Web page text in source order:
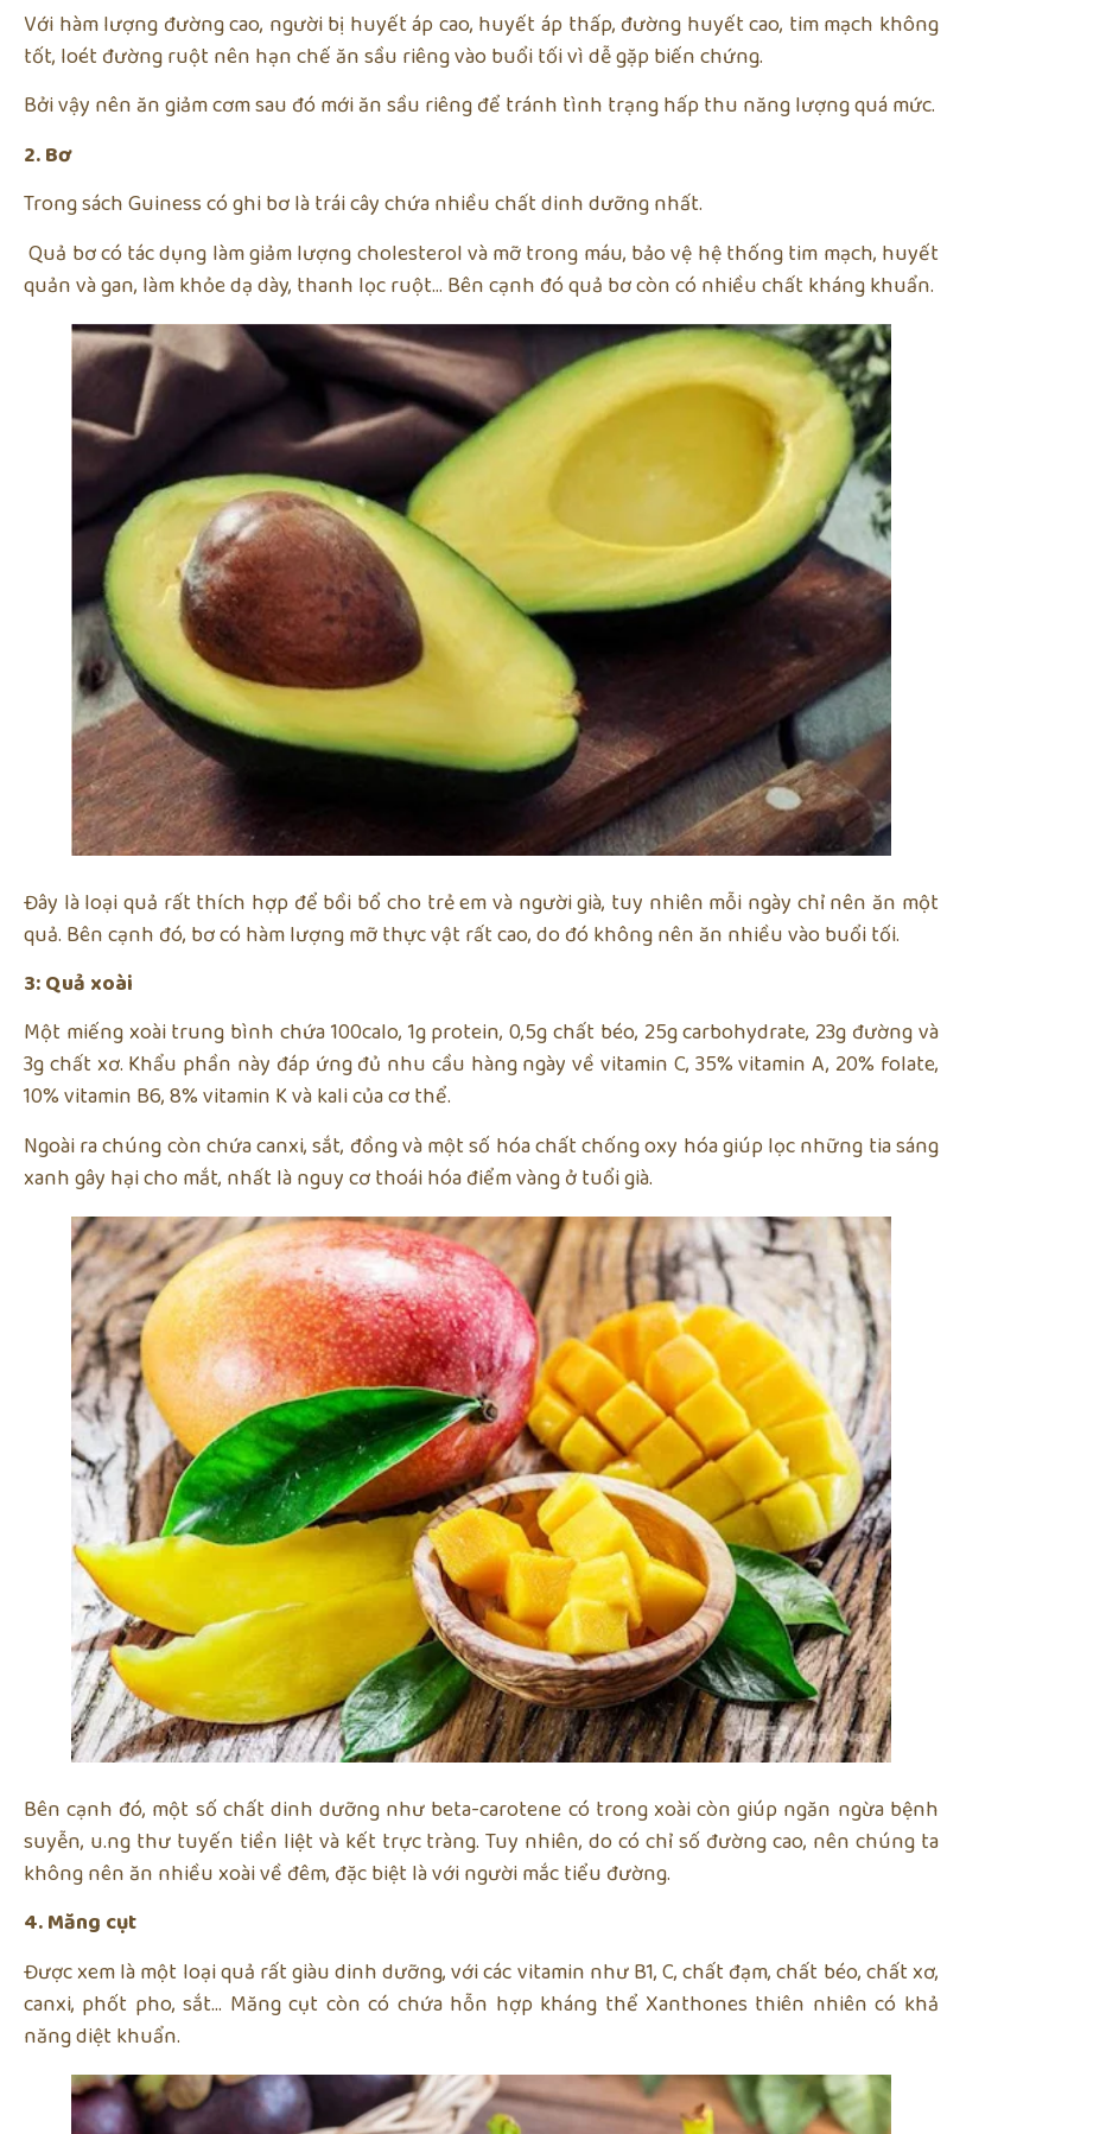
Với hàm lượng đường cao, người bị huyết áp cao, huyết áp thấp, đường huyết cao, tim mạch không
tốt, loét đường ruột nên hạn chế ăn sầu riêng vào buổi tối vì dễ gặp biến chứng.
Bởi vậy nên ăn giảm cơm sau đó mới ăn sầu riêng để tránh tình trạng hấp thu năng lượng quá mức.
2. Bơ
Trong sách Guiness có ghi bơ là trái cây chứa nhiều chất dinh dưỡng nhất.
Quả bơ có tác dụng làm giảm lượng cholesterol và mỡ trong máu, bảo vệ hệ thống tim mạch, huyết
quản và gan, làm khỏe dạ dày, thanh lọc ruột… Bên cạnh đó quả bơ còn có nhiều chất kháng khuẩn.
Đây là loại quả rất thích hợp để bồi bổ cho trẻ em và người già, tuy nhiên mỗi ngày chỉ nên ăn một
quả. Bên cạnh đó, bơ có hàm lượng mỡ thực vật rất cao, do đó không nên ăn nhiều vào buổi tối.
3: Quả xoài
Một miếng xoài trung bình chứa 100calo, 1g protein, 0,5g chất béo, 25g carbohydrate, 23g đường và
3g chất xơ. Khẩu phần này đáp ứng đủ nhu cầu hàng ngày về vitamin C, 35% vitamin A, 20% folate,
10% vitamin B6, 8% vitamin K và kali của cơ thể.
Ngoài ra chúng còn chứa canxi, sắt, đồng và một số hóa chất chống oxy hóa giúp lọc những tia sáng
xanh gây hại cho mắt, nhất là nguy cơ thoái hóa điểm vàng ở tuổi già.
Bên cạnh đó, một số chất dinh dưỡng như beta-carotene có trong xoài còn giúp ngăn ngừa bệnh
suyễn, u.ng thư tuyến tiền liệt và kết trực tràng. Tuy nhiên, do có chỉ số đường cao, nên chúng ta
không nên ăn nhiều xoài về đêm, đặc biệt là với người mắc tiểu đường.
4. Măng cụt
Được xem là một loại quả rất giàu dinh dưỡng, với các vitamin như B1, C, chất đạm, chất béo, chất xơ,
canxi, phốt pho, sắt… Măng cụt còn có chứa hỗn hợp kháng thể Xanthones thiên nhiên có khả
năng diệt khuẩn.